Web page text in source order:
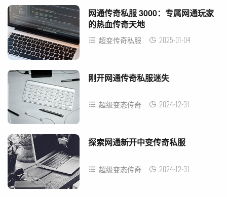
网通传奇私服 3000：专属网通玩家
的热血传奇天地
超变传奇私服 2025-01-04
刚开网通传奇私服迷失
超级变态传奇 2024-12-31
探索网通新开中变传奇私服
超级变态传奇 2024-12-31